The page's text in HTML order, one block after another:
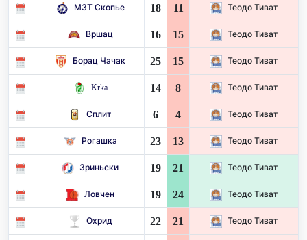
МЗТ Скопье 18 11 Теодо Тиват
Вршац 16 15 Теодо Тиват
Борац Чачак 25 15 Теодо Тиват
Krka 14 8 Теодо Тиват
Сплит 6 4 Теодо Тиват
Рогашка 23 13 Теодо Тиват
Зриньски 19 21 Теодо Тиват
Ловчен 19 24 Теодо Тиват
Охрид 22 21 Теодо Тиват